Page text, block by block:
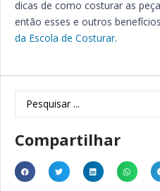
dicas de como costurar as
então esses e outros
da Escola de Costurar.
Compartilhar